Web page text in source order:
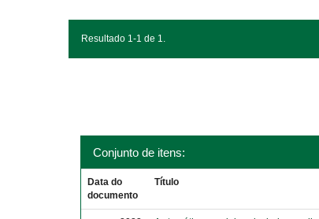
Resultado 1-1 de 1.
Conjunto de itens:
Data do
documento
Título